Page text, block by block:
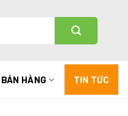
HÀNG TIN TỨC